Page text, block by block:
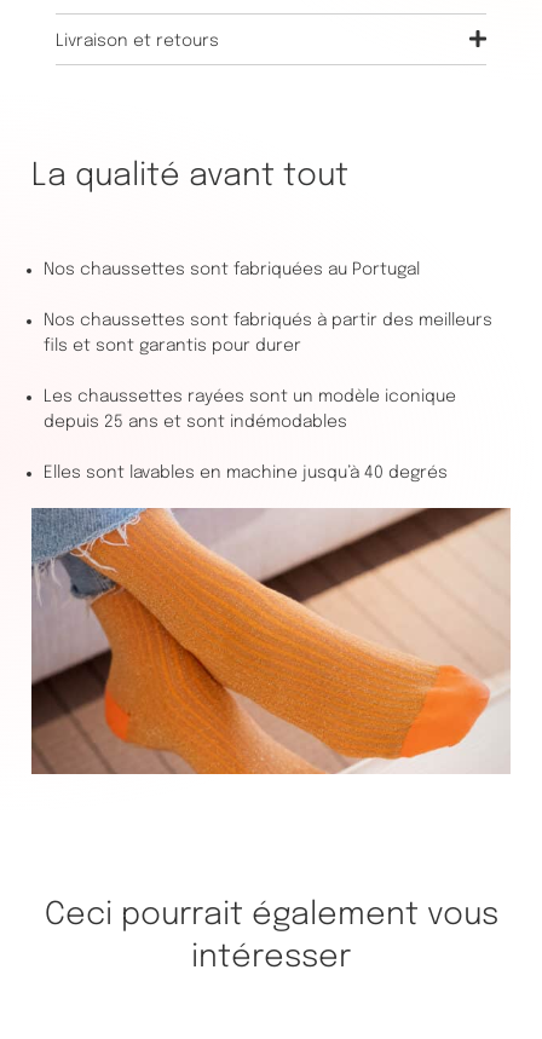
Livraison et retours
La qualité avant tout
Nos chaussettes sont fabriquées au Portugal
Nos chaussettes sont fabriqués à partir des meilleurs
fils et sont garantis pour durer
Les chaussettes rayées sont un modèle iconique
depuis 25 ans et sont indémodables
Elles sont lavables en machine jusqu’à 40 degrés
Ceci pourrait également vous
intéresser